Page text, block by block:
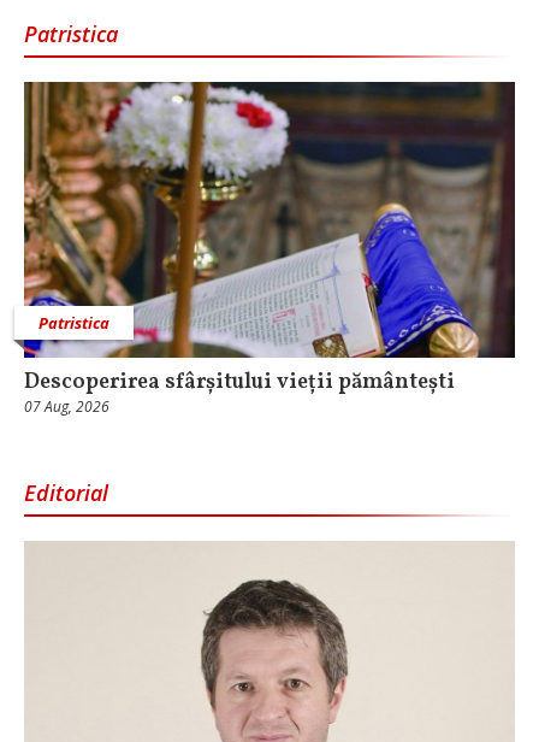
Patristica
Patristica
Descoperirea sfârșitului vieții pământești
07 Aug, 2026
Editorial